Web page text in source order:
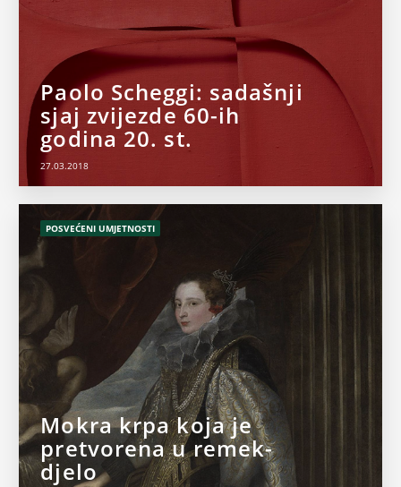
Paolo Scheggi: sadašnji
sjaj zvijezde 60-ih
godina 20. st.
27.03.2018
POSVEĆENI UMJETNOSTI
Mokra krpa koja je
pretvorena u remek-
djelo